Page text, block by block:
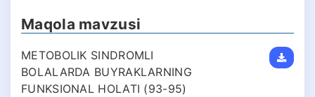
Maqola mavzusi
METOBOLIK SINDROMLI
BOLALARDA BUYRAKLARNING
FUNKSIONAL HOLATI (93-95)